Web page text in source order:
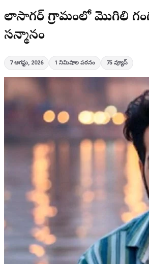
విలాసాగర్ గ్రామంలో మొగిలి
సన్మానం
7 ఆగస్టు, 2026 1 నిమిషాల పఠనం 75 వ్యూస్